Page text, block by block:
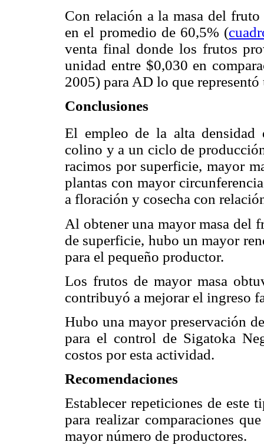
Con relación a la masa del
en el promedio de 60,5% (
venta final donde los frutos
unidad entre $0,030 en
2005) para AD lo que
Conclusiones
El empleo de la alta densidad
colino y a un ciclo de
racimos por superficie, mayor
plantas con mayor
a floración y cosecha con
Al obtener una mayor masa del
de superficie, hubo un mayor
para el pequeño productor.
Los frutos de mayor masa
contribuyó a mejorar el ingreso
Hubo una mayor preservación
para el control de Sigatoka
costos por esta actividad.
Recomendaciones
Establecer repeticiones de este
para realizar comparaciones
mayor número de productores.